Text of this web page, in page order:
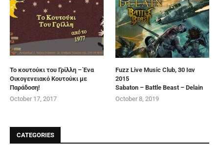
Το κουτούκι του Γρίλλη – Ένα
Οικογενειακό Κουτούκι με
Παράδοση!
October 17, 2017
Fuzz Live Music Club, 30 Ιαν
2015
Sabaton – Battle Beast – Delain
October 8, 2019
CATEGORIES